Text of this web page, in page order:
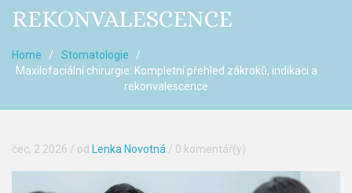
REKONVALESCENCE
Home
Stomatologie
Maxilofaciální chirurgie: Kompletní přehled zákroků, indikací a
rekonvalescence
čec, 2 2026 / od Lenka Novotná / 0 komentář(y)